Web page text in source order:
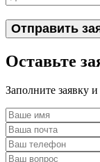
Оставьте
Заполните заявку